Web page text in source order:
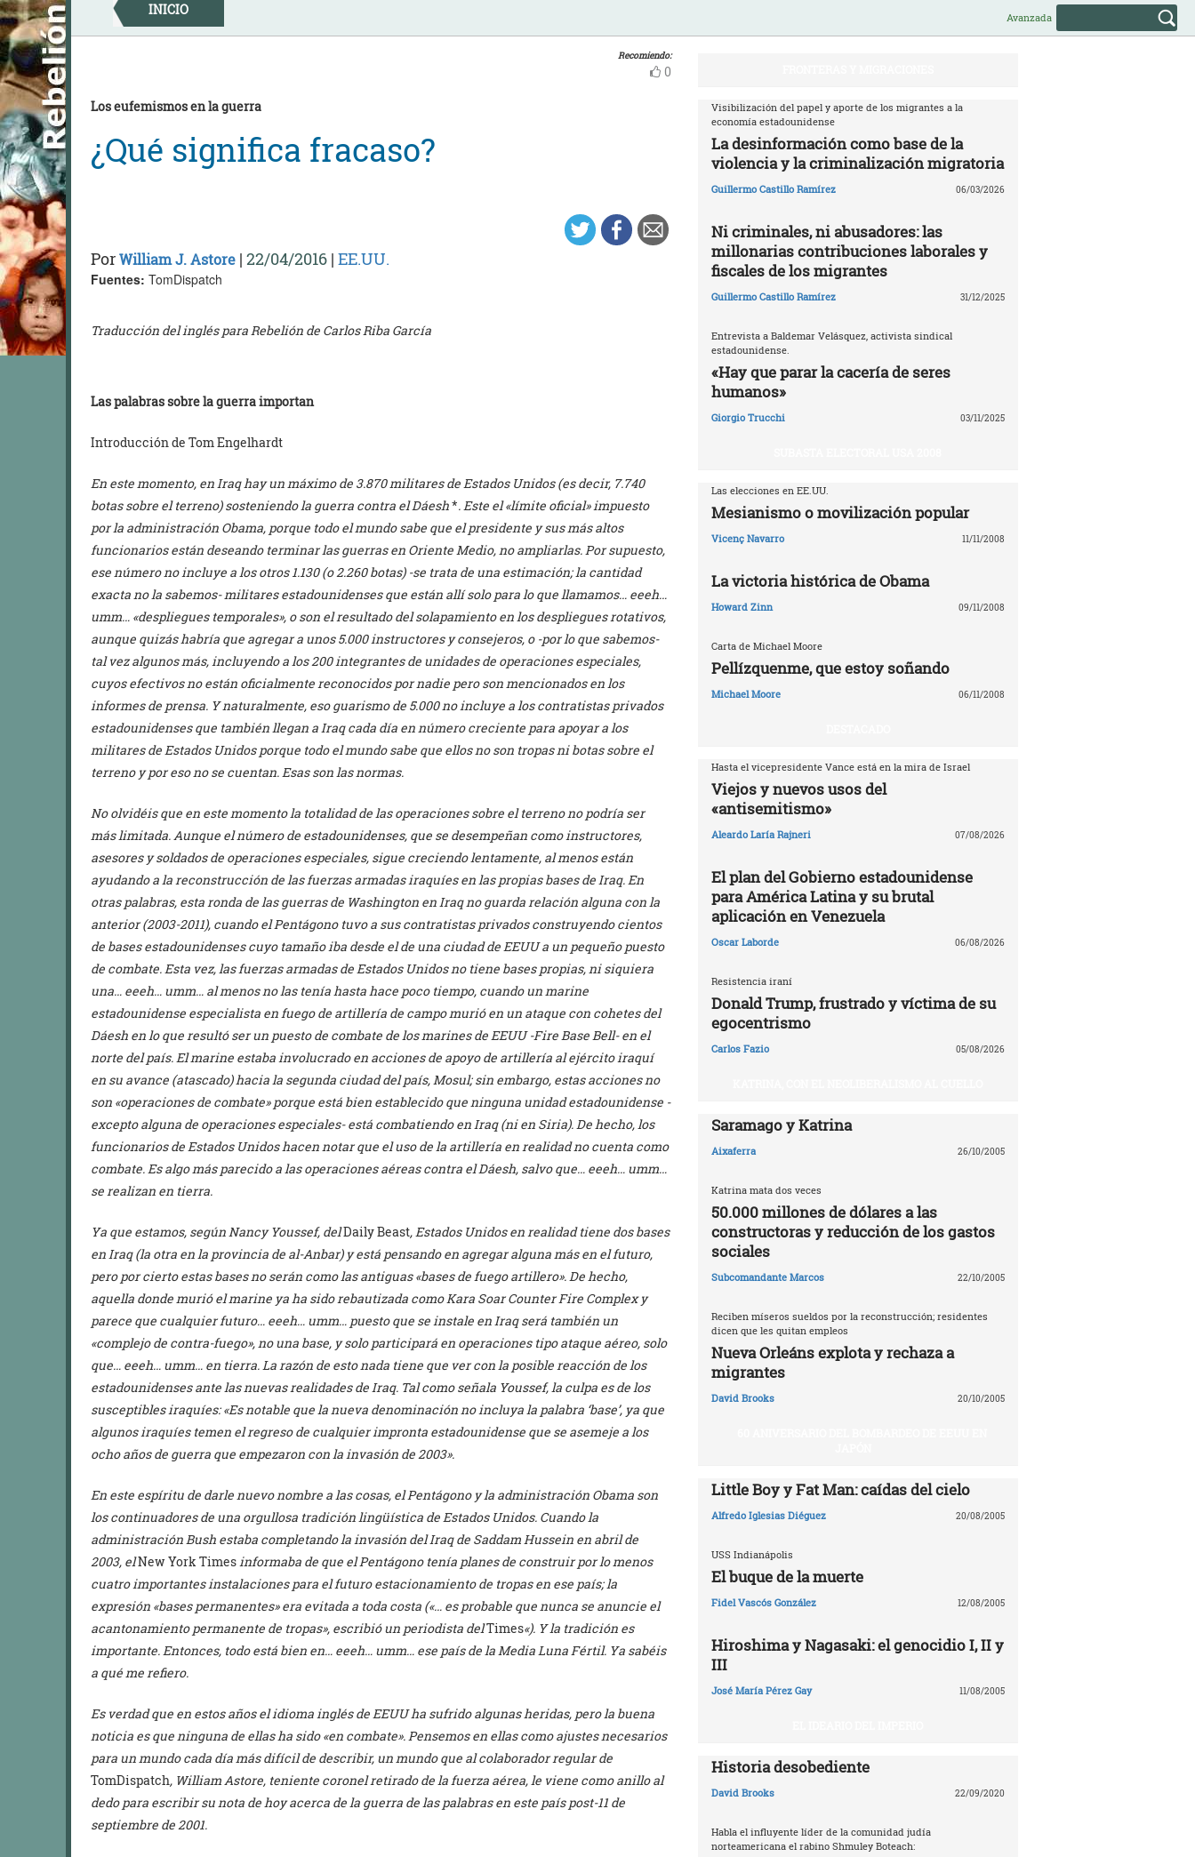
Skip
to
content
INICIO Avanzada
Recomiendo:
0
Los eufemismos en la guerra
¿Qué significa fracaso?
PorWilliam J. Astore | 22/04/2016 | EE.UU.
Fuentes: TomDispatch
Traducción del inglés para Rebelión de Carlos Riba García
Las palabras sobre la guerra importan
Introducción de Tom Engelhardt
En este momento, en Iraq hay un máximo de 3.870 militares de Estados Unidos (es decir, 7.740
botas sobre el terreno) sosteniendo la guerra contra el Dáesh*. Este el «límite oficial» impuesto
por la administración Obama, porque todo el mundo sabe que el presidente y sus más altos
funcionarios están deseando terminar las guerras en Oriente Medio, no ampliarlas. Por supuesto,
ese número no incluye a los otros 1.130 (o 2.260 botas) -se trata de una estimación; la cantidad
exacta no la sabemos- militares estadounidenses que están allí solo para lo que llamamos… eeeh…
umm… «despliegues temporales», o son el resultado del solapamiento en los despliegues rotativos,
aunque quizás habría que agregar a unos 5.000 instructores y consejeros, o -por lo que sabemos-
tal vez algunos más, incluyendo a los 200 integrantes de unidades de operaciones especiales,
cuyos efectivos no están oficialmente reconocidos por nadie pero son mencionados en los
informes de prensa. Y naturalmente, eso guarismo de 5.000 no incluye a los contratistas privados
estadounidenses que también llegan a Iraq cada día en número creciente para apoyar a los
militares de Estados Unidos porque todo el mundo sabe que ellos no son tropas ni botas sobre el
terreno y por eso no se cuentan. Esas son las normas.
No olvidéis que en este momento la totalidad de las operaciones sobre el terreno no podría ser
más limitada. Aunque el número de estadounidenses, que se desempeñan como instructores,
asesores y soldados de operaciones especiales, sigue creciendo lentamente, al menos están
ayudando a la reconstrucción de las fuerzas armadas iraquíes en las propias bases de Iraq. En
otras palabras, esta ronda de las guerras de Washington en Iraq no guarda relación alguna con la
anterior (2003-2011), cuando el Pentágono tuvo a sus contratistas privados construyendo cientos
de bases estadounidenses cuyo tamaño iba desde el de una ciudad de EEUU a un pequeño puesto
de combate. Esta vez, las fuerzas armadas de Estados Unidos no tiene bases propias, ni siquiera
una… eeeh… umm… al menos no las tenía hasta hace poco tiempo, cuando un marine
estadounidense especialista en fuego de artillería de campo murió en un ataque con cohetes del
Dáesh en lo que resultó ser un puesto de combate de los marines de EEUU -Fire Base Bell- en el
norte del país. El marine estaba involucrado en acciones de apoyo de artillería al ejército iraquí
en su avance (atascado) hacia la segunda ciudad del país, Mosul; sin embargo, estas acciones no
son «operaciones de combate» porque está bien establecido que ninguna unidad estadounidense -
excepto alguna de operaciones especiales- está combatiendo en Iraq (ni en Siria). De hecho, los
funcionarios de Estados Unidos hacen notar que el uso de la artillería en realidad no cuenta como
combate. Es algo más parecido a las operaciones aéreas contra el Dáesh, salvo que… eeeh… umm…
se realizan en tierra.
Ya que estamos, según Nancy Youssef, delDaily Beast, Estados Unidos en realidad tiene dos bases
en Iraq (la otra en la provincia de al-Anbar) y está pensando en agregar alguna más en el futuro,
pero por cierto estas bases no serán como las antiguas «bases de fuego artillero». De hecho,
aquella donde murió el marine ya ha sido rebautizada como Kara Soar Counter Fire Complex y
parece que cualquier futuro… eeeh… umm… puesto que se instale en Iraq será también un
«complejo de contra-fuego», no una base, y solo participará en operaciones tipo ataque aéreo, solo
que… eeeh… umm… en tierra. La razón de esto nada tiene que ver con la posible reacción de los
estadounidenses ante las nuevas realidades de Iraq. Tal como señala Youssef, la culpa es de los
susceptibles iraquíes: «Es notable que la nueva denominación no incluya la palabra ‘base’, ya que
algunos iraquíes temen el regreso de cualquier impronta estadounidense que se asemeje a los
ocho años de guerra que empezaron con la invasión de 2003».
En este espíritu de darle nuevo nombre a las cosas, el Pentágono y la administración Obama son
los continuadores de una orgullosa tradición lingüística de Estados Unidos. Cuando la
administración Bush estaba completando la invasión del Iraq de Saddam Hussein en abril de
2003, elNew York Times informaba de que el Pentágono tenía planes de construir por lo menos
cuatro importantes instalaciones para el futuro estacionamiento de tropas en ese país; la
expresión «bases permanentes» era evitada a toda costa («… es probable que nunca se anuncie el
acantonamiento permanente de tropas», escribió un periodista delTimes«). Y la tradición es
importante. Entonces, todo está bien en… eeeh… umm… ese país de la Media Luna Fértil. Ya sabéis
a qué me refiero.
Es verdad que en estos años el idioma inglés de EEUU ha sufrido algunas heridas, pero la buena
noticia es que ninguna de ellas ha sido «en combate». Pensemos en ellas como ajustes necesarios
para un mundo cada día más difícil de describir, un mundo que al colaborador regular de
TomDispatch, William Astore, teniente coronel retirado de la fuerza aérea, le viene como anillo al
dedo para escribir su nota de hoy acerca de la guerra de las palabras en este país post-11 de
septiembre de 2001.
Visibilización del papel y aporte de los migrantes a la
economía estadounidense
La desinformación como base de la
violencia y la criminalización migratoria
Guillermo Castillo Ramírez 06/03/2026
Ni criminales, ni abusadores: las
millonarias contribuciones laborales y
fiscales de los migrantes
Guillermo Castillo Ramírez 31/12/2025
Entrevista a Baldemar Velásquez, activista sindical
estadounidense.
«Hay que parar la cacería de seres
humanos»
Giorgio Trucchi 03/11/2025
Las elecciones en EE.UU.
Mesianismo o movilización popular
Vicenç Navarro 11/11/2008
La victoria histórica de Obama
Howard Zinn 09/11/2008
Carta de Michael Moore
Pellízquenme, que estoy soñando
Michael Moore 06/11/2008
Hasta el vicepresidente Vance está en la mira de Israel
Viejos y nuevos usos del
«antisemitismo»
Aleardo Laría Rajneri 07/08/2026
El plan del Gobierno estadounidense
para América Latina y su brutal
aplicación en Venezuela
Oscar Laborde 06/08/2026
Resistencia iraní
Donald Trump, frustrado y víctima de su
egocentrismo
Carlos Fazio 05/08/2026
Saramago y Katrina
Aixaferra 26/10/2005
Katrina mata dos veces
50.000 millones de dólares a las
constructoras y reducción de los gastos
sociales
Subcomandante Marcos 22/10/2005
Reciben míseros sueldos por la reconstrucción; residentes
dicen que les quitan empleos
Nueva Orleáns explota y rechaza a
migrantes
David Brooks 20/10/2005
Little Boy y Fat Man: caídas del cielo
Alfredo Iglesias Diéguez 20/08/2005
USS Indianápolis
El buque de la muerte
Fidel Vascós González 12/08/2005
Hiroshima y Nagasaki: el genocidio I, II y
III
José María Pérez Gay 11/08/2005
Historia desobediente
David Brooks 22/09/2020
Habla el influyente líder de la comunidad judía
norteamericana el rabino Shmuley Boteach: